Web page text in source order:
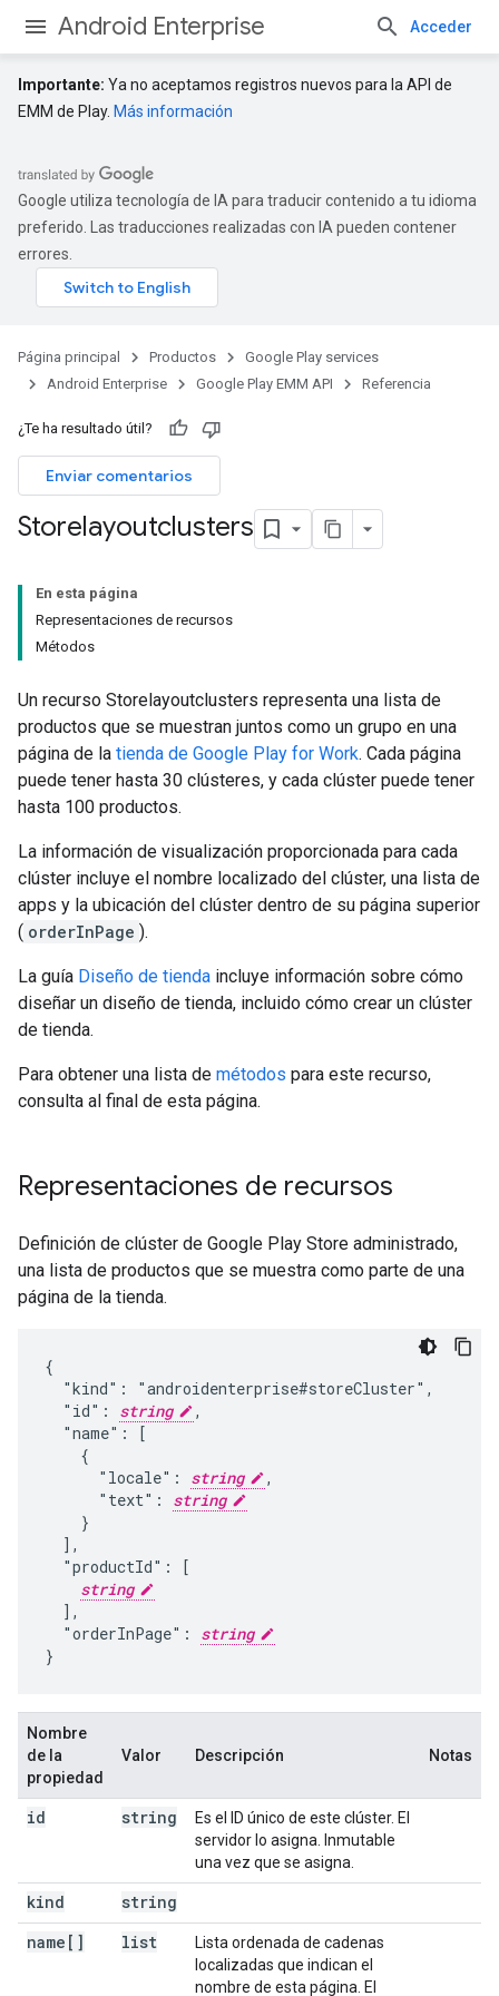
Android Enterprise Acceder
Importante: Ya no aceptamos registros nuevos para la API de
EMM de Play. Más información
Google utiliza tecnología de IA para traducir contenido a tu idioma
preferido. Las traducciones realizadas con IA pueden contener
errores.
Página principal Productos
Google Play services
Android Enterprise
Google Play EMM API Referencia
¿Te ha resultado útil?
Enviar comentarios
Storelayoutclusters
En esta página
Representaciones de recursos
Métodos
Un recurso Storelayoutclusters representa una lista de
productos que se muestran juntos como un grupo en una
página de la tienda de Google Play for Work. Cada página
puede tener hasta 30 clústeres, y cada clúster puede tener
hasta 100 productos.
La información de visualización proporcionada para cada
clúster incluye el nombre localizado del clúster, una lista de
apps y la ubicación del clúster dentro de su página superior
( orderInPage ).
La guía Diseño de tienda incluye información sobre cómo
diseñar un diseño de tienda, incluido cómo crear un clúster
de tienda.
Para obtener una lista de métodos para este recurso,
consulta al final de esta página.
Representaciones de recursos
Definición de clúster de Google Play Store administrado,
una lista de productos que se muestra como parte de una
página de la tienda.
{
  "kind": "androidenterprise#storeCluster",
  "id":
string
,
  "name": [
    {
      "locale":
string
,
      "text":
string
    }
  ],
  "productId": [
string
  ],
  "orderInPage":
string
}
Nombre
de la
propiedad
Valor Descripción Notas
id string
Es el ID único de este clúster. El
servidor lo asigna. Inmutable
una vez que se asigna.
kind
string
name[]
list
Lista ordenada de cadenas
localizadas que indican el
nombre de esta página. El